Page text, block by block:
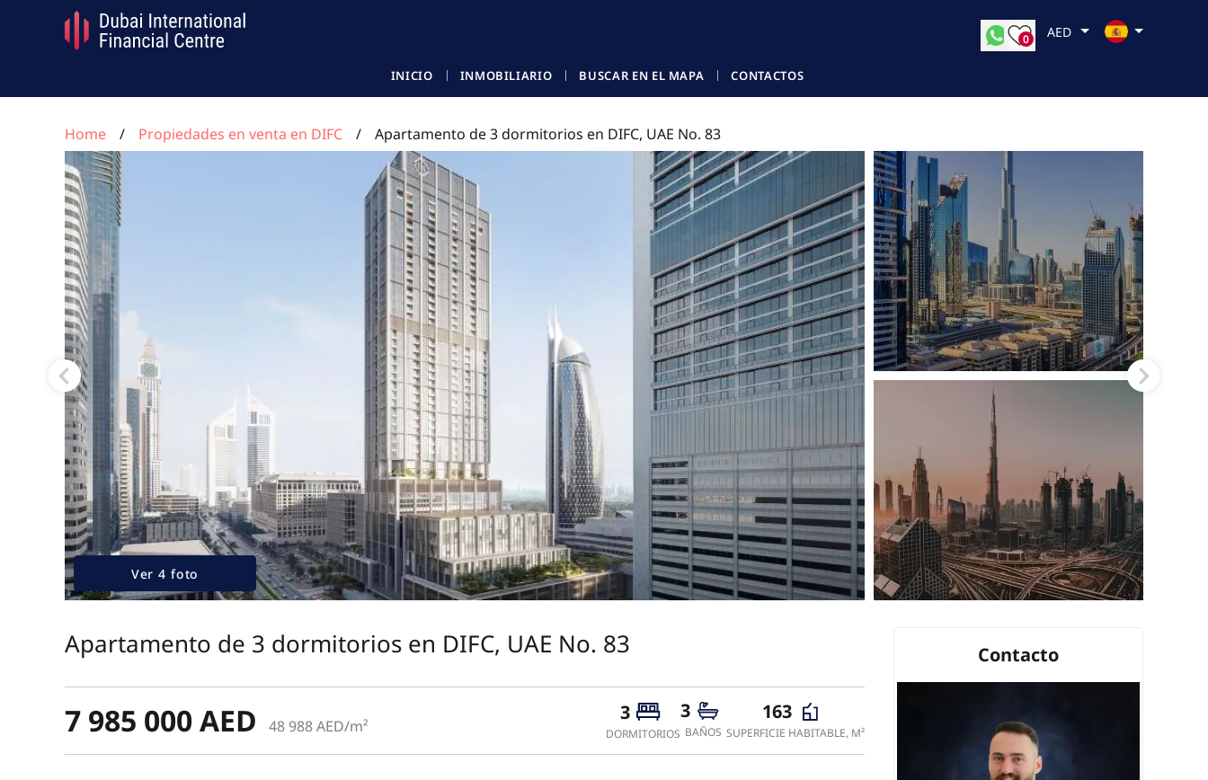
INICIO INMOBILIARIO BUSCAR EN EL MAPA CONTACTOS
0 AED
Home Propiedades en venta en DIFC Apartamento de 3 dormitorios en DIFC, UAE No. 83
Ver 4 foto
Apartamento de 3 dormitorios en DIFC, UAE No. 83
7 985 000 AED 48 988 AED/m²
3
DORMITORIOS
3
BAÑOS
163
SUPERFICIE HABITABLE, M²
Contacto